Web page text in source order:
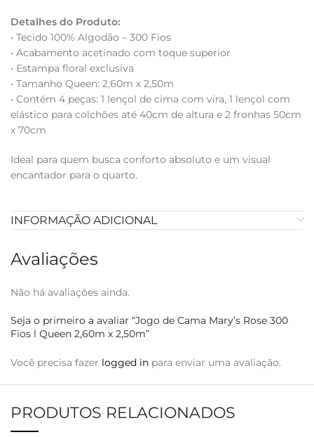
Detalhes do Produto:
• Tecido 100% Algodão – 300 Fios
• Acabamento acetinado com toque superior
• Estampa floral exclusiva
• Tamanho Queen: 2,60m x 2,50m
• Contém 4 peças: 1 lençol de cima com vira, 1 lençol com
elástico para colchões até 40cm de altura e 2 fronhas 50cm
x 70cm
Ideal para quem busca conforto absoluto e um visual
encantador para o quarto.
INFORMAÇÃO ADICIONAL
Avaliações
Não há avaliações ainda.
Seja o primeiro a avaliar “Jogo de Cama Mary’s Rose 300
Fios l Queen 2,60m x 2,50m”
Você precisa fazer logged in para enviar uma avaliação.
PRODUTOS RELACIONADOS